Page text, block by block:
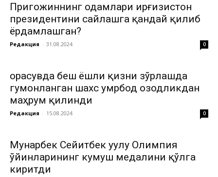
Пригожиннинг одамлари Қирғизистон
президентини сайлашга қандай қилиб
ёрдамлашган?
Редакция - 31.08.2024 0
Қорасувда беш ёшли қизни зўрлашда
гумонланган шахс умрбод озодликдан
маҳрум қилинди
Редакция - 15.08.2024 0
Мунарбек Сейитбек уулу Олимпия
ўйинларининг кумуш медалини қўлга
киритди